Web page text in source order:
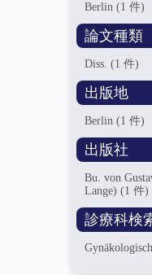
Berlin(1 件)
論文種類
Diss.(1 件)
出版地
Berlin(1 件)
出版社
Bu. von
Lange)(1 件)
診療科検